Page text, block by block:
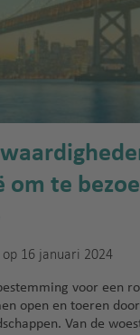
om te
op 16 januari 2024
voor een
open en toeren
Van de